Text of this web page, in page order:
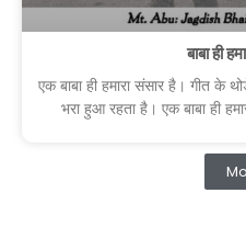
बाबा ही
एक बाबा ही हमारा संसार है। गीत के
भरा हुआ रहता है। एक बाबा ही